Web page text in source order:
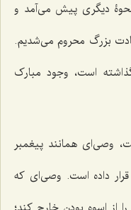
دیگری پیش می‌آمد و
بزرگ محروم می‌شدیم.
است، وجود مبارک
وصی‌ای همانند پیغمبر
قرار داده است. وصی‌ای که